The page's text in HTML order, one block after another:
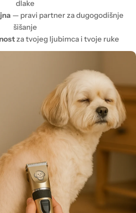
dlake
— pravi partner za dugogodišnje
šišanje
za tvojeg ljubimca i tvoje ruke